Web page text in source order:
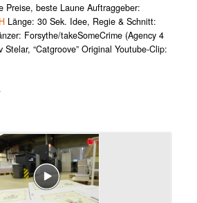
Preise, beste Laune Auftraggeber:
Länge: 30 Sek. Idee, Regie & Schnitt:
Forsythe/takeSomeCrime (Agency 4
Stelar, “Catgroove” Original Youtube-Clip: